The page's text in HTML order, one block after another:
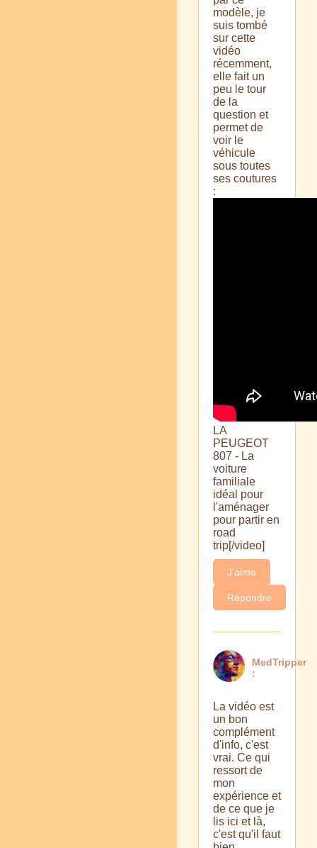
modèle, je
suis tombé
sur cette
vidéo
récemment,
elle fait un
peu le tour
de la
question et
permet de
voir le
véhicule
sous toutes
ses coutures
:
LA
PEUGEOT
807 - La
voiture
familiale
idéal pour
l'aménager
pour partir en
road
trip[/video]
J'aime
Répondre
MedTripper
:
La vidéo est
un bon
complément
d'info, c'est
vrai. Ce qui
ressort de
mon
expérience et
de ce que je
lis ici et là,
c'est qu'il faut